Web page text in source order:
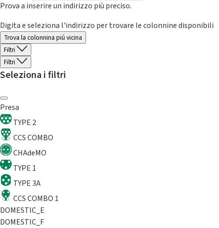
Prova a inserire un indirizzo più preciso.
Digita e seleziona l'indirizzo per trovare le colonnine disponibili
Trova la colonnina piú vicina
Filtri
Filtri
Seleziona i filtri
Presa
TYPE 2
CCS COMBO
CHAdeMO
TYPE 1
TYPE 3A
CCS COMBO 1
DOMESTIC_E
DOMESTIC_F